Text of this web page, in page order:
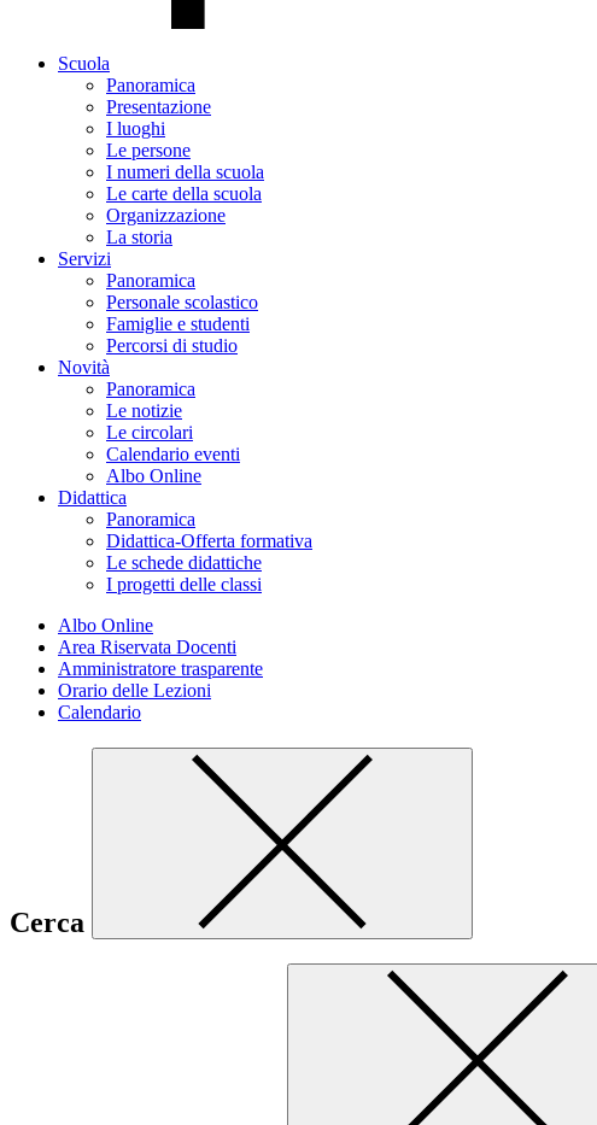
Scuola
Panoramica
Presentazione
I luoghi
Le persone
I numeri della scuola
Le carte della scuola
Organizzazione
La storia
Servizi
Panoramica
Personale scolastico
Famiglie e studenti
Percorsi di studio
Novità
Panoramica
Le notizie
Le circolari
Calendario eventi
Albo Online
Didattica
Panoramica
Didattica-Offerta formativa
Le schede didattiche
I progetti delle classi
Albo Online
Area Riservata Docenti
Amministratore trasparente
Orario delle Lezioni
Calendario
Cerca